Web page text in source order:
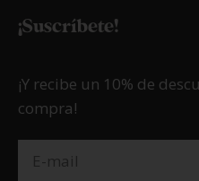
¡Suscríbete!
¡Y recibe un 10% de
compra!